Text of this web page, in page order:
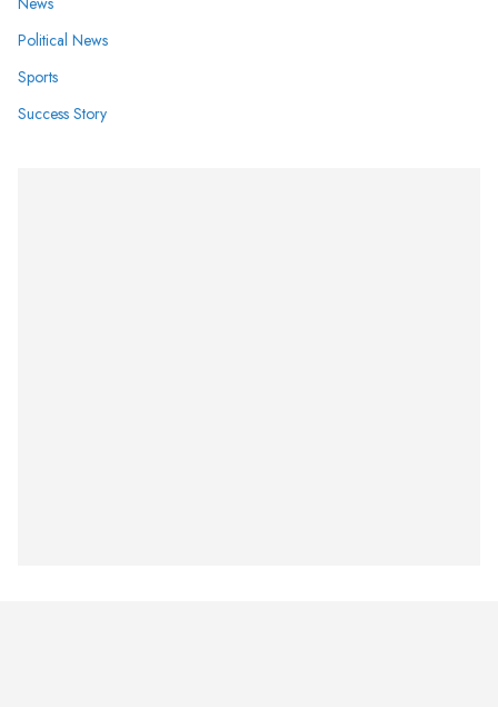
Political News
Sports
Success Story